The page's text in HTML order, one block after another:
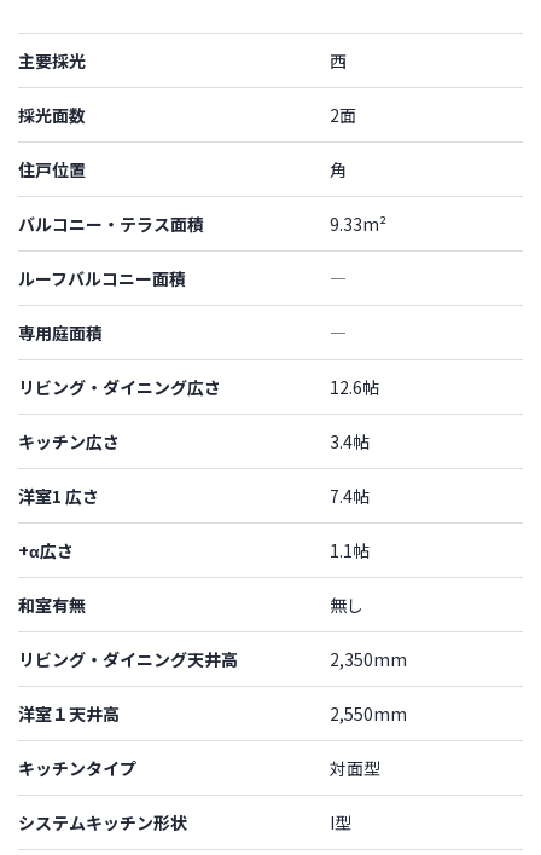
主要採光 西
採光面数 2面
住戸位置 角
バルコニー・テラス面積 9.33m²
ルーフバルコニー面積 ―
専用庭面積 ―
リビング・ダイニング広さ 12.6帖
キッチン広さ 3.4帖
洋室1 広さ 7.4帖
+α広さ 1.1帖
和室有無 無し
リビング・ダイニング天井高 2,350mm
洋室１天井高 2,550mm
キッチンタイプ 対面型
システムキッチン形状 I型